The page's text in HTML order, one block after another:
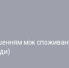
між